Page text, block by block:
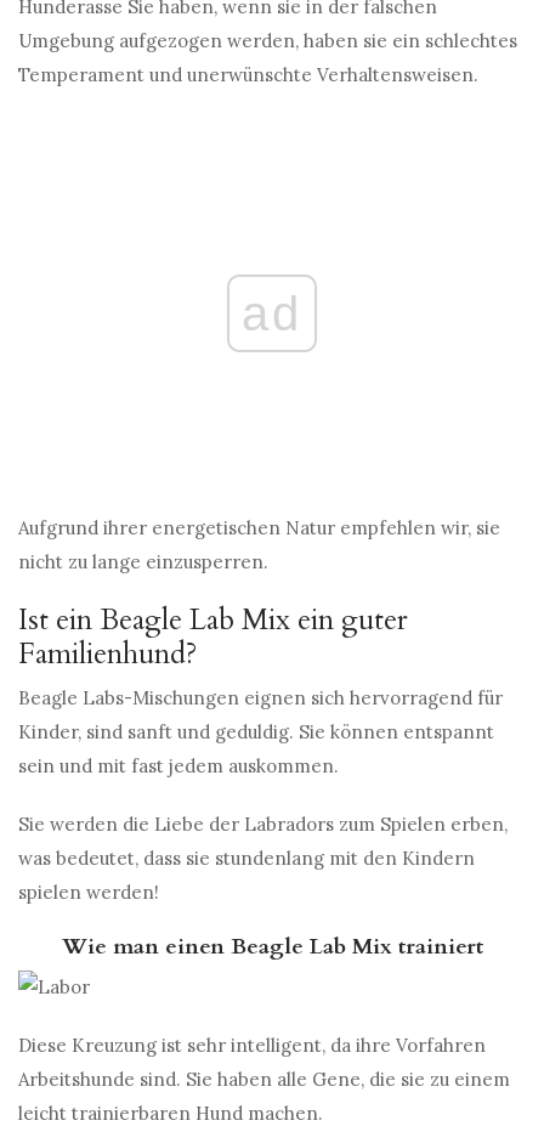
Hunderasse Sie haben, wenn sie in der falschen
Umgebung aufgezogen werden, haben sie ein schlechtes
Temperament und unerwünschte Verhaltensweisen.
ad
Aufgrund ihrer energetischen Natur empfehlen wir, sie
nicht zu lange einzusperren.
Ist ein Beagle Lab Mix ein guter
Familienhund?
Beagle Labs-Mischungen eignen sich hervorragend für
Kinder, sind sanft und geduldig. Sie können entspannt
sein und mit fast jedem auskommen.
Sie werden die Liebe der Labradors zum Spielen erben,
was bedeutet, dass sie stundenlang mit den Kindern
spielen werden!
Wie man einen Beagle Lab Mix trainiert
Diese Kreuzung ist sehr intelligent, da ihre Vorfahren
Arbeitshunde sind. Sie haben alle Gene, die sie zu einem
leicht trainierbaren Hund machen.